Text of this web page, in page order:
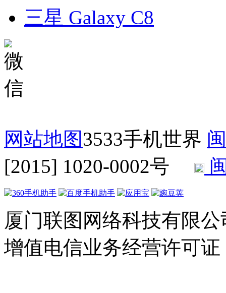
三星 Galaxy C8
网站地图3533手机世界
[2015] 1020-0002号
厦门联图网络科技有限公
增值电信业务经营许可证